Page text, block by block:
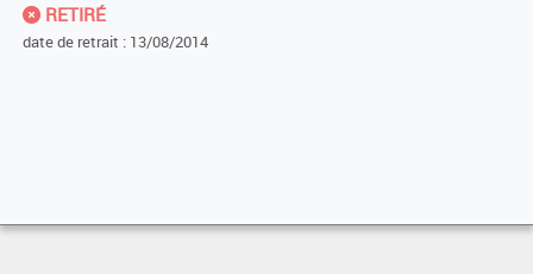
RETIRÉ
date de retrait : 13/08/2014